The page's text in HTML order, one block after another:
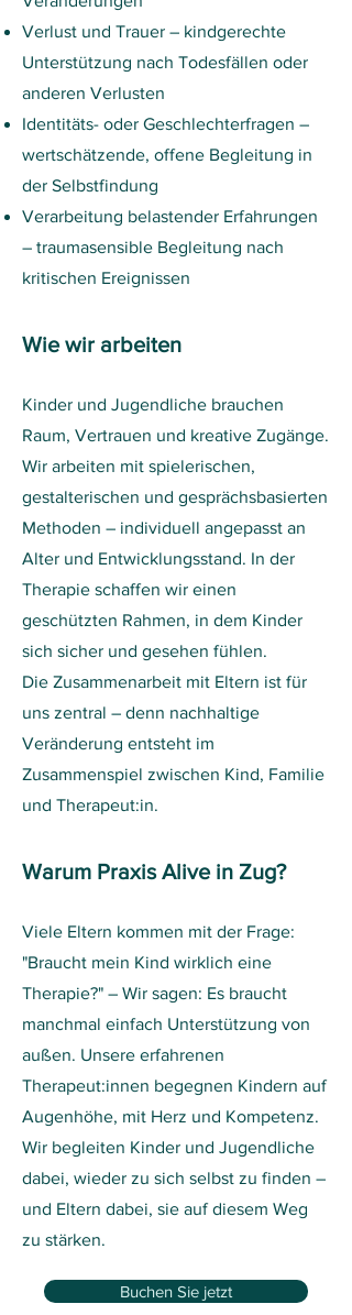
Verlust und Trauer – kindgerechte
Unterstützung nach Todesfällen oder
anderen Verlusten
Identitäts- oder Geschlechterfragen –
wertschätzende, offene Begleitung in
der Selbstfindung
Verarbeitung belastender Erfahrungen
– traumasensible Begleitung nach
kritischen Ereignissen
Wie wir arbeiten
Kinder und Jugendliche brauchen
Raum, Vertrauen und kreative Zugänge.
Wir arbeiten mit spielerischen,
gestalterischen und gesprächsbasierten
Methoden – individuell angepasst an
Alter und Entwicklungsstand. In der
Therapie schaffen wir einen
geschützten Rahmen, in dem Kinder
sich sicher und gesehen fühlen.
Die Zusammenarbeit mit Eltern ist für
uns zentral – denn nachhaltige
Veränderung entsteht im
Zusammenspiel zwischen Kind, Familie
und Therapeut:in.
Warum Praxis Alive in Zug?
Viele Eltern kommen mit der Frage:
"Braucht mein Kind wirklich eine
Therapie?" – Wir sagen: Es braucht
manchmal einfach Unterstützung von
außen. Unsere erfahrenen
Therapeut:innen begegnen Kindern auf
Augenhöhe, mit Herz und Kompetenz.
Wir begleiten Kinder und Jugendliche
dabei, wieder zu sich selbst zu finden –
und Eltern dabei, sie auf diesem Weg
zu stärken.
Buchen Sie jetzt